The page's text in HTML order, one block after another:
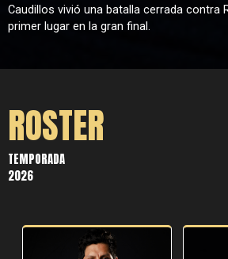
Caudillos vivió una batalla cerrada contra
primer lugar en la gran final.
ROSTER
TEMPORADA
2026